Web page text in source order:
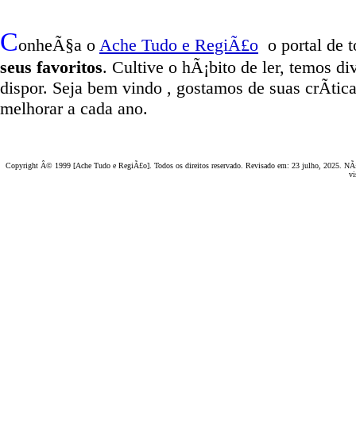
ConheÃ§a o Ache Tudo e RegiÃ£o o portal de
seus favoritos. Cultive o hÃ¡bito de ler, temos
dispor. Seja bem vindo , gostamos de suas
melhorar a cada ano.
Copyright Â© 1999 [Ache Tudo e RegiÃ£o]. Todos os direitos reservado. Revisado em: 23 julho, 2025 .